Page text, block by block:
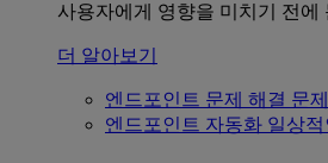
사용자에게 영향을 미치기 전에
더 알아보기
엔드포인트 문제 해결 문
엔드포인트 자동화 일상